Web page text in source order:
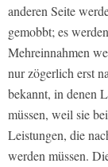
anderen Seite
gemobbt; es
Mehreinnahmen
nur zögerlich erst
bekannt, in denen
müssen, weil sie
Leistungen, die
werden müssen.